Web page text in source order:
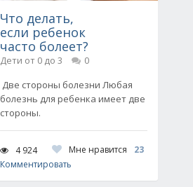
Что делать,
если ребенок
часто болеет?
Дети от 0 до 3
0
Две стороны болезни Любая
болезнь для ребенка имеет две
стороны.
4 924 Мне нравится
23
Комментировать